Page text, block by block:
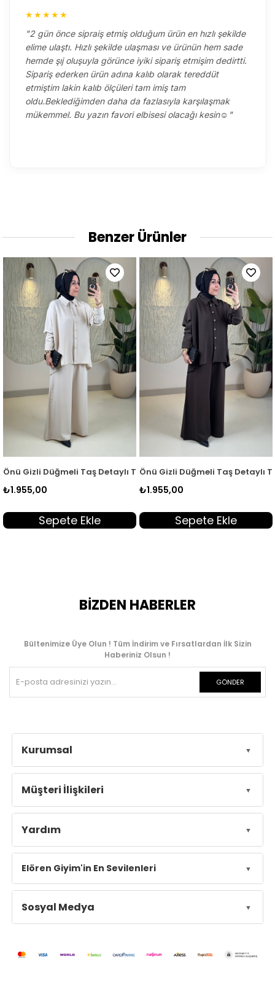
★★★★★
"2 gün önce sipraiş etmiş olduğum ürün en hızlı şekilde
elime ulaştı. Hızlı şekilde ulaşması ve ürünün hem sade
hemde şıj oluşuyla görünce iyiki sipariş etmişim dedirtti.
Sipariş ederken ürün adına kalıb olarak tereddüt
etmiştim lakin kalıb ölçüleri tam imiş tam
oldu.Beklediğimden daha da fazlasıyla karşılaşmak
mükemmel. Bu yazın favori elbisesi olacağı kesin☺️"
Benzer Ürünler
Siyah KEİ 2166
ve Pantolon Kadın İkili Takım Gül Kurusu KEİ 2166
Önü Gizli Düğmeli Taş Detaylı Tunik ve Pantolon Kadın İkili
₺1.955,00
Sepete Ekle
Önü Gizli Düğmeli Taş Detaylı
₺1.955,00
Sepete Ekle
BİZDEN HABERLER
Bültenimize Üye Olun ! Tüm İndirim ve Fırsatlardan İlk Sizin
Haberiniz Olsun !
GÖNDER
Kurumsal
Müşteri İlişkileri
Yardım
Elören Giyim'in En Sevilenleri
Sosyal Medya